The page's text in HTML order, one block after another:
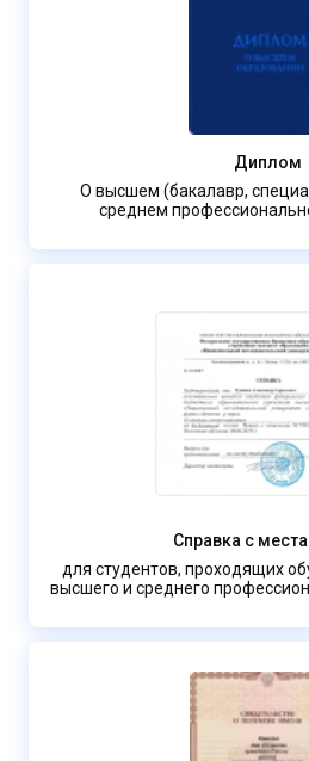
Диплом
О высшем (бакалавр,
среднем
Справка с
для студентов, проходящих
высшего и среднего